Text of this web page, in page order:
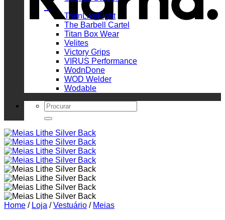
_
TrainLikeFight
The Barbell Cartel
Titan Box Wear
Velites
Victory Grips
VIRUS Performance
WodnDone
WOD Welder
Wodable
Search
for:
Home / Loja / Vestuário / Meias